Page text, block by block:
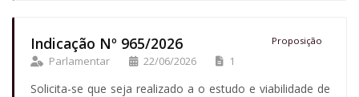
Indicação Nº 965/2026 Proposição
Parlamentar 22/06/2026 1
Solicita-se que seja realizado a o estudo e viabilidade de